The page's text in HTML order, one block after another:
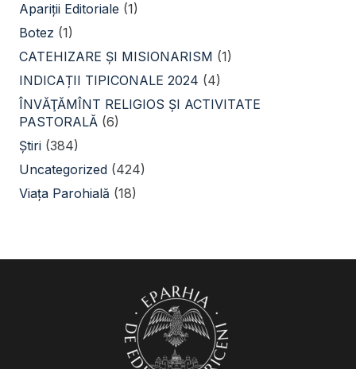
Apariții Editoriale (1)
Botez (1)
CATEHIZARE ŞI MISIONARISM (1)
INDICAȚII TIPICONALE 2024 (4)
ÎNVĂŢĂMÎNT RELIGIOS ŞI ACTIVITATE
PASTORALĂ (6)
Știri (384)
Uncategorized (424)
Viața Parohială (18)